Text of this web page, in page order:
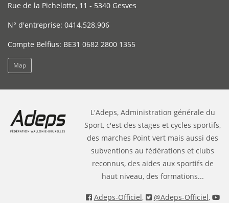
Rue de la Pichelotte, 11 - 5340 Gesves
N° d'entreprise: 0414.528.906
Compte Belfius: BE31 0682 2800 1355
Map
L'Adeps, Administration générale du
Sport, c'est des stages et cycles sportifs,
des marches Point vert mais aussi des
subventions au fédérations et clubs
reconnus, des aides aux sportifs de
haut niveau, des formations...
Adeps-Officiel, @Adeps-Officiel,